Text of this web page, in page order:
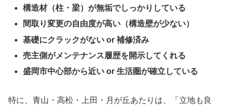
構造材（柱・梁）が無垢でしっかりしている
間取り変更の自由度が高い（構造壁が少ない）
基礎にクラックがない or 補修済み
売主側がメンテナンス履歴を開示してくれる
盛岡市中心部から近い or 生活圏が確立している
特に、青山・高松・上田・月が丘あたりは、「立地も良